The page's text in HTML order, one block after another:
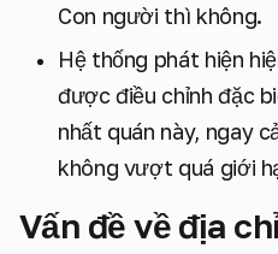
Con người thì không.
Hệ thống phát hiện
được điều chỉnh đặc
nhất quán này, ngay
không vượt quá giới
Vấn đề về địa